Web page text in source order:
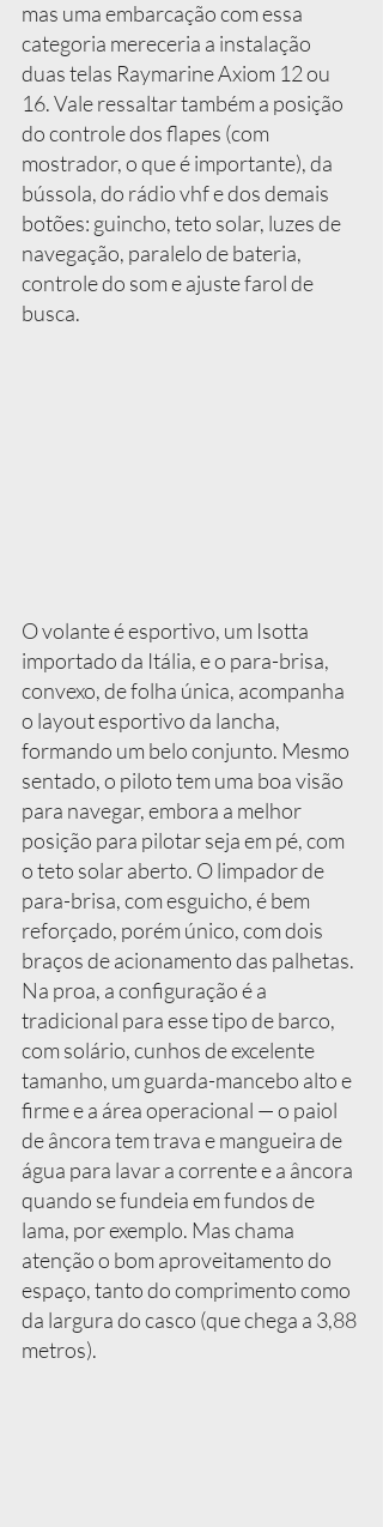
mas uma embarcação com essa
categoria mereceria a instalação
duas telas Raymarine Axiom 12 ou
16. Vale ressaltar também a posição
do controle dos flapes (com
mostrador, o que é importante), da
bússola, do rádio vhf e dos demais
botões: guincho, teto solar, luzes de
navegação, paralelo de bateria,
controle do som e ajuste farol de
busca.
O volante é esportivo, um Isotta
importado da Itália, e o para-brisa,
convexo, de folha única, acompanha
o layout esportivo da lancha,
formando um belo conjunto. Mesmo
sentado, o piloto tem uma boa visão
para navegar, embora a melhor
posição para pilotar seja em pé, com
o teto solar aberto. O limpador de
para-brisa, com esguicho, é bem
reforçado, porém único, com dois
braços de acionamento das palhetas.
Na proa, a configuração é a
tradicional para esse tipo de barco,
com solário, cunhos de excelente
tamanho, um guarda-mancebo alto e
firme e a área operacional — o paiol
de âncora tem trava e mangueira de
água para lavar a corrente e a âncora
quando se fundeia em fundos de
lama, por exemplo. Mas chama
atenção o bom aproveitamento do
espaço, tanto do comprimento como
da largura do casco (que chega a 3,88
metros).